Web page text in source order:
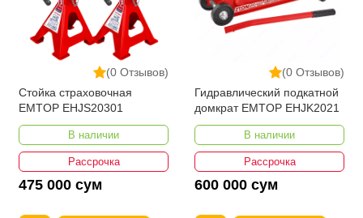
(0 Отзывов)
Стойка страховочная
EMTOP EHJS20301
В наличии
Рассрочка
475 000 сум
(0 Отзывов)
Гидравлический подкатной
домкрат EMTOP EHJK2021
В наличии
Рассрочка
600 000 сум